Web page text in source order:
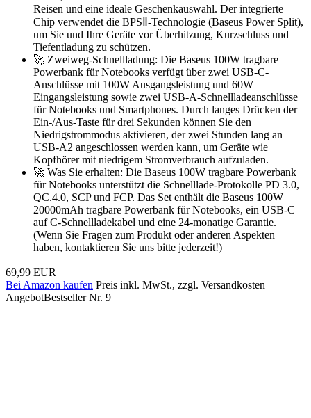
Reisen und eine ideale Geschenkauswahl. Der integrierte
Chip verwendet die BPSⅡ-Technologie (Baseus Power Split),
um Sie und Ihre Geräte vor Überhitzung, Kurzschluss und
Tiefentladung zu schützen.
🚀 Zweiweg-Schnellladung: Die Baseus 100W tragbare
Powerbank für Notebooks verfügt über zwei USB-C-
Anschlüsse mit 100W Ausgangsleistung und 60W
Eingangsleistung sowie zwei USB-A-Schnellladeanschlüsse
für Notebooks und Smartphones. Durch langes Drücken der
Ein-/Aus-Taste für drei Sekunden können Sie den
Niedrigstrommodus aktivieren, der zwei Stunden lang an
USB-A2 angeschlossen werden kann, um Geräte wie
Kopfhörer mit niedrigem Stromverbrauch aufzuladen.
🚀 Was Sie erhalten: Die Baseus 100W tragbare Powerbank
für Notebooks unterstützt die Schnelllade-Protokolle PD 3.0,
QC.4.0, SCP und FCP. Das Set enthält die Baseus 100W
20000mAh tragbare Powerbank für Notebooks, ein USB-C
auf C-Schnellladekabel und eine 24-monatige Garantie.
(Wenn Sie Fragen zum Produkt oder anderen Aspekten
haben, kontaktieren Sie uns bitte jederzeit!)
69,99 EUR
Bei Amazon kaufen Preis inkl. MwSt., zzgl. Versandkosten
AngebotBestseller Nr. 9